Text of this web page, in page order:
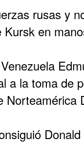
rusas y
en
a la toma de